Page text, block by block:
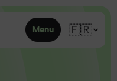
Menu 🇫🇷